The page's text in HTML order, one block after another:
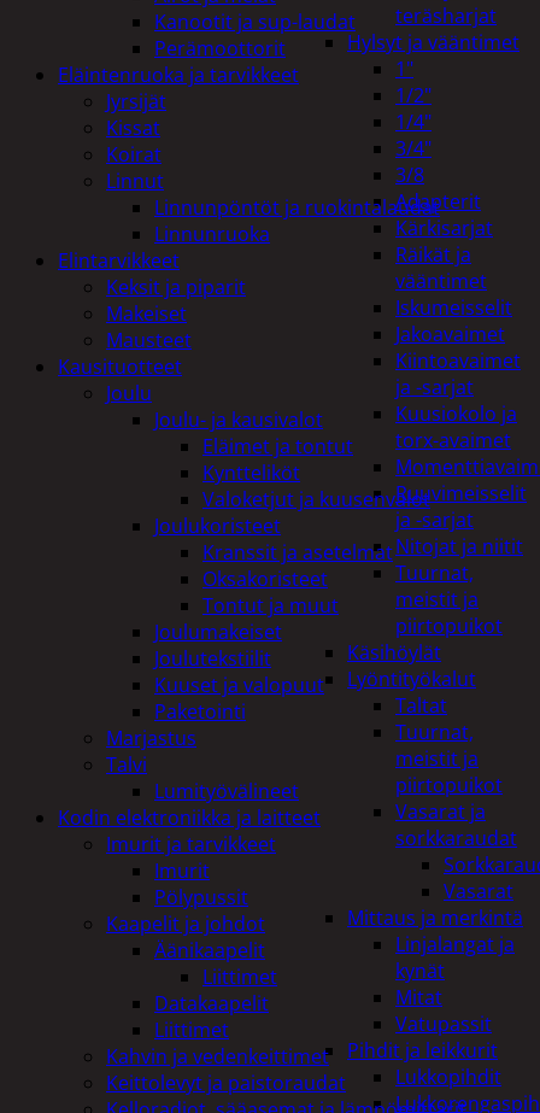
teräsharjat
Hylsyt ja vääntimet
1"
1/2"
1/4"
3/4"
3/8
Adapterit
Kärkisarjat
Räikät ja
vääntimet
Iskumeisselit
Jakoavaimet
Kiintoavaimet
ja -sarjat
Kuusiokolo ja
torx-avaimet
Ruuvimeisselit
ja -sarjat
Nitojat ja niitit
Tuurnat,
meistit ja
piirtopuikot
Käsihöylät
Lyöntityökalut
Taltat
Tuurnat,
meistit ja
piirtopuikot
Vasarat ja
sorkkaraudat
Vasarat
Mittaus ja merkintä
Linjalangat ja
kynät
Mitat
Vatupassit
Pihdit ja leikkurit
Lukkopihdit
Kanootit ja sup-laudat
Perämoottorit
Eläintenruoka ja tarvikkeet
Jyrsijät
Kissat
Koirat
Linnut
Linnunpöntöt ja ruokintalaudat
Linnunruoka
Elintarvikkeet
Keksit ja piparit
Makeiset
Mausteet
Kausituotteet
Joulu
Joulu- ja kausivalot
Eläimet ja tontut
Kyntteliköt
Valoketjut ja kuusenvalot
Joulukoristeet
Kranssit ja asetelmat
Oksakoristeet
Tontut ja muut
Joulumakeiset
Joulutekstiilit
Kuuset ja valopuut
Paketointi
Marjastus
Talvi
Lumityövälineet
Kodin elektroniikka ja laitteet
Imurit ja tarvikkeet
Imurit
Pölypussit
Kaapelit ja johdot
Äänikaapelit
Liittimet
Datakaapelit
Liittimet
Kahvin ja vedenkeittimet
Keittolevyt ja paistoraudat